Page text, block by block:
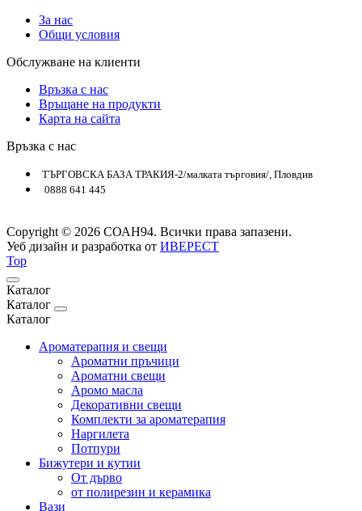
За нас
Общи условия
Обслужване на клиенти
Връзка с нас
Връщане на продукти
Карта на сайта
Връзка с нас
ТЪРГОВСКА БАЗА ТРАКИЯ-2/малката търговия/, Пловдив
0888 641 445
Copyright © 2026 СОАН94. Всички права запазени.
Уеб дизайн и разработка от ИВЕРЕСТ
Top
Каталог
Каталог
Каталог
Ароматерапия и свещи
Ароматни пръчици
Ароматни свещи
Аромо масла
Декоративни свещи
Комплекти за ароматерапия
Наргилета
Потпури
Бижутери и кутии
От дърво
от полирезин и керамика
Вази